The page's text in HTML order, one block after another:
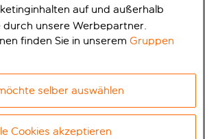
auf und außerhalb
durch unsere Werbepartner.
finden Sie in unseremGruppen
selber auswählen
Cookies akzeptieren